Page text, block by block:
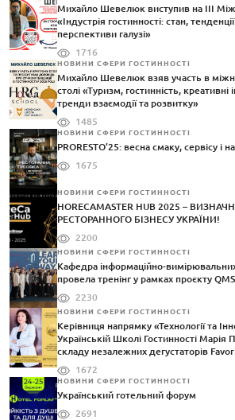
Михайло Шевелюк виступив на III
«Індустрія гостинності: стан,
перспективи галузі»
1716
НОВИНИ СФЕРИ ГОСТИННОСТІ
Михайло Шевелюк взяв участь в
столі «Туризм, гостинність, креативні
тренди взаємодії та розвитку»
1485
НОВИНИ СФЕРИ ГОСТИННОСТІ
PRORESTO’25: весна смаку, сервісу і
1675
НОВИНИ СФЕРИ ГОСТИННОСТІ
HORECAMASTER HUB 2025 –
РЕСТОРАННОГО БІЗНЕСУ УКРАЇНИ!
2200
НОВИНИ СФЕРИ ГОСТИННОСТІ
Кафедра інформаційно-
провела тренінг у рамках проєкту
2230
НОВИНИ СФЕРИ ГОСТИННОСТІ
Керівниця напрямку «Технології та
Українській Школі Гостинності Марія
складу незалежних дегустаторів
1672
НОВИНИ СФЕРИ ГОСТИННОСТІ
Український готельний форум
2691